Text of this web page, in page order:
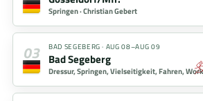
Springen ·Christian Gebert
03 BAD SEGEBERG · AUG 08–AUG 09
Bad Segeberg